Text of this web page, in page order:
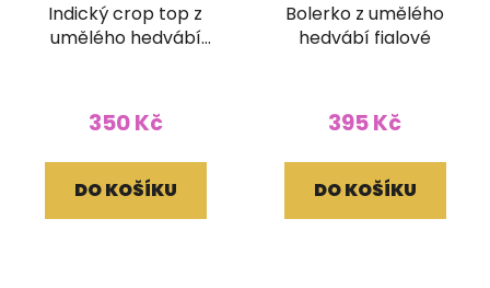
Indický crop top z
umělého hedvábí
350 Kč
DO KOŠÍKU
Bolerko z umělého
hedvábí fialové
395 Kč
DO KOŠÍKU